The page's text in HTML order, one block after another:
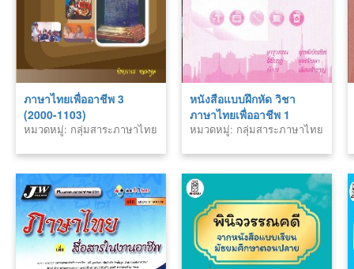
ภาษาไทยเพื่ออาชีพ 3
(2000-1103)
หมวดหมู่: กลุ่มสาระภาษาไทย
หนังสือแบบฝึกหัด วิชา
ภาษาไทยเพื่ออาชีพ 1
หมวดหมู่: กลุ่มสาระภาษาไทย